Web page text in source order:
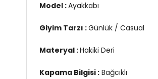
Model :Ayakkabı
Giyim Tarzı :Günlük / Casual
Materyal :Hakiki Deri
Kapama Bilgisi : Bağcıklı